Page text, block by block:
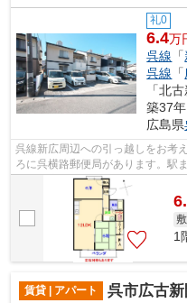
礼0
6.4万
呉線 「
呉線 「
「北
築37
広島県
呉線新広周辺への引っ越しをお考
ろに呉横路郵便局があります。駅
朝日住宅は呉市の不動産会社として
1
賃貸 | アパート 呉市広古